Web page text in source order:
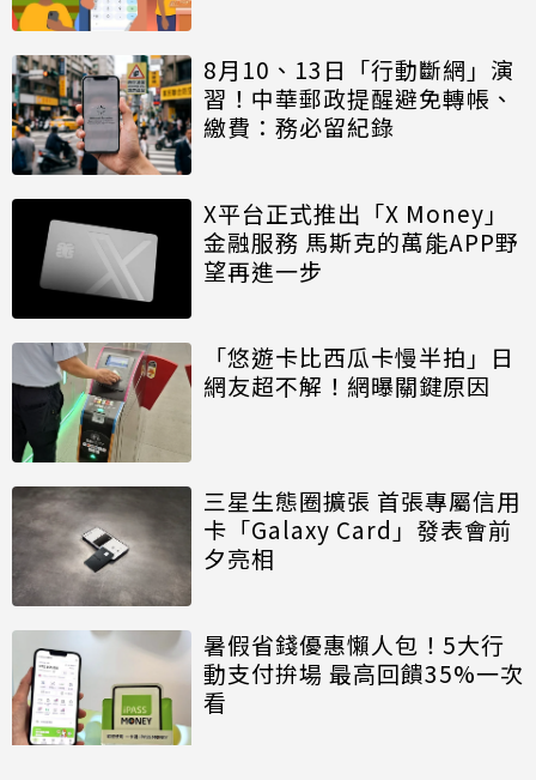
8月10、13日「行動斷網」演
習！中華郵政提醒避免轉帳、
繳費：務必留紀錄
X平台正式推出「X Money」
金融服務 馬斯克的萬能APP野
望再進一步
「悠遊卡比西瓜卡慢半拍」日
網友超不解！網曝關鍵原因
三星生態圈擴張 首張專屬信用
卡「Galaxy Card」發表會前
夕亮相
暑假省錢優惠懶人包！5大行
動支付拚場 最高回饋35%一次
看